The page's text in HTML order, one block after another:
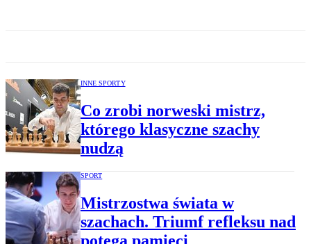
INNE SPORTY
Co zrobi norweski mistrz,
którego klasyczne szachy
nudzą
SPORT
Mistrzostwa świata w
szachach. Triumf refleksu nad